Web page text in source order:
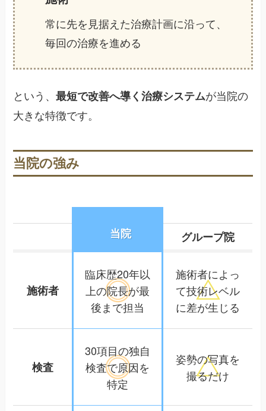
常に先を見据えた治療計画に沿って、
毎回の治療を進める
という、最短で改善へ導く治療システムが当院の
大きな特徴です。
当院の強み
当院 グループ院
施術者
臨床歴20年以
上の院長が最
後まで担当
施術者によっ
て技術レベル
に差が生じる
検査
30項目の独自
検査で原因を
特定
姿勢の写真を
撮るだけ